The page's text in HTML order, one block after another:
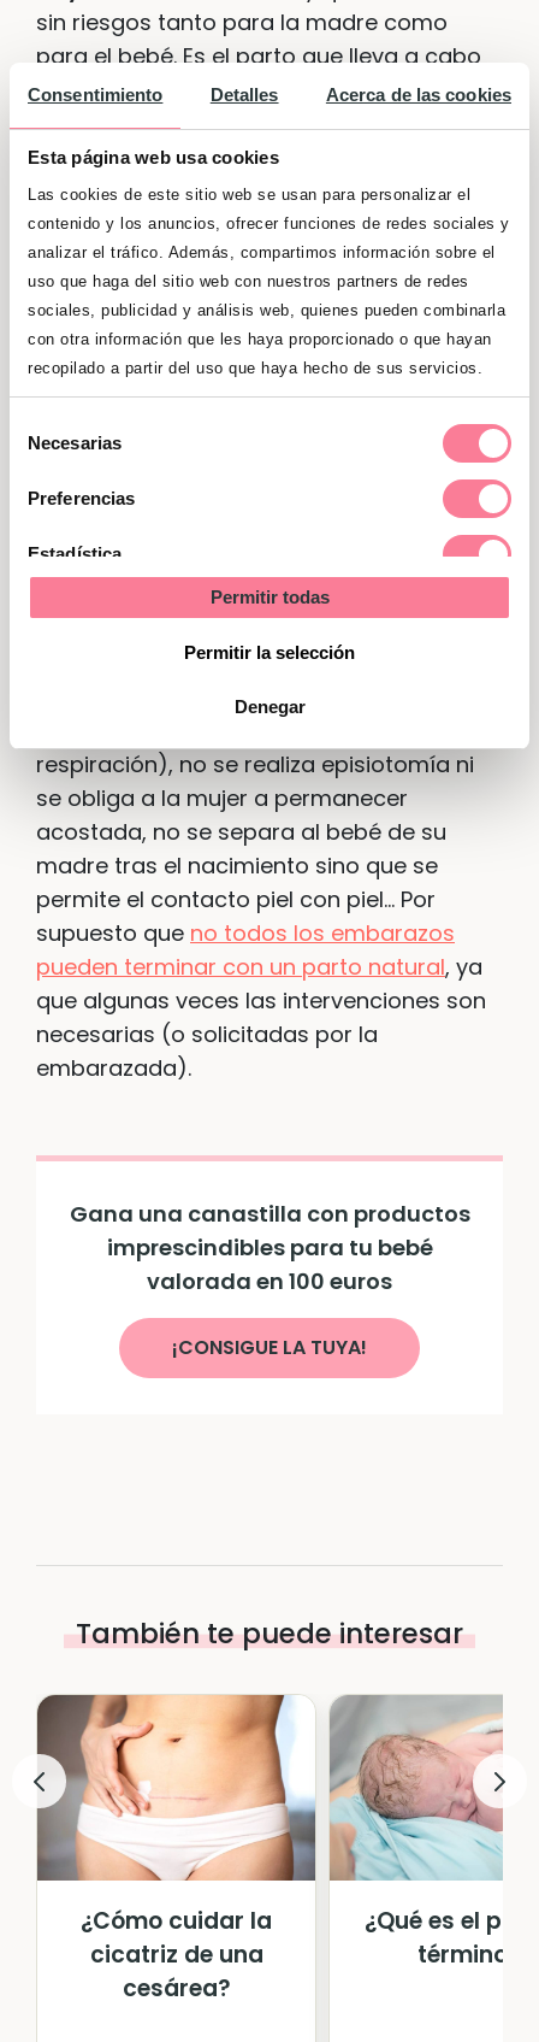
Consentimiento Detalles Acerca de las cookies
Esta página web usa cookies
Las cookies de este sitio web se usan para personalizar el
contenido y los anuncios, ofrecer funciones de redes sociales y
analizar el tráfico. Además, compartimos información sobre el
uso que haga del sitio web con nuestros partners de redes
sociales, publicidad y análisis web, quienes pueden combinarla
con otra información que les haya proporcionado o que hayan
recopilado a partir del uso que haya hecho de sus servicios.
Necesarias
Preferencias
Estadística
Permitir todas
Permitir la selección
Denegar
sin riesgos tanto para la madre como
para el bebé. Es el parto que lleva a cabo
una mujer sana en la cual el bebé también
nace sano. No se considera un parto
normal, por ejemplo, aquel que comienza
en la semana 35 (sería unparto
prematuro), o donde hay más de un bebé
(hablamos de parto múltiple, o gemelar),
o aquel que haya debido ser inducido, etc.
Y si hablamos de parto natural…
Parto natural sería la opción de parto en la
reducida al mínimo, es decir, se
proceso fisiológico se produce solo con el
accionar de la madre y del propio
desencadenar las contracciones, no se
controla el dolor más que por métodos
respiración), no se realiza episiotomía ni
se obliga a la mujer a permanecer
acostada, no se separa al bebé de su
madre tras el nacimiento sino que se
permite el contacto piel con piel… Por
supuesto que no todos los embarazos
pueden terminar con un parto natural, ya
que algunas veces las intervenciones son
necesarias (o solicitadas por la
embarazada).
Gana una canastilla con productos
imprescindibles para tu bebé
valorada en 100 euros
¡CONSIGUE LA TUYA!
También te puede interesar
¿Cómo cuidar la
cicatriz de una
cesárea?
¿Qué es el
término?